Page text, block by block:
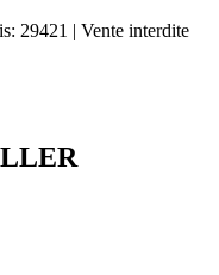
29421 | Vente interdite